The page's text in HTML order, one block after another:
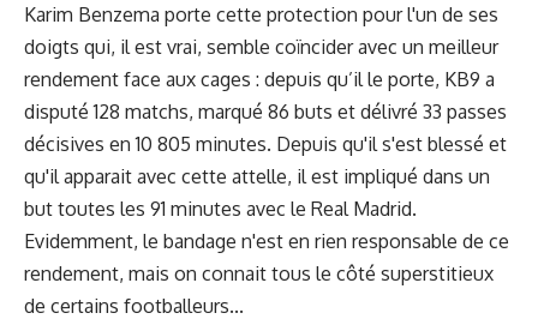
Karim Benzema porte cette protection pour l'un de ses
doigts qui, il est vrai, semble coïncider avec un meilleur
rendement face aux cages : depuis qu’il le porte, KB9 a
disputé 128 matchs, marqué 86 buts et délivré 33 passes
décisives en 10 805 minutes. Depuis qu'il s'est blessé et
qu'il apparait avec cette attelle, il est impliqué dans un
but toutes les 91 minutes avec le Real Madrid.
Evidemment, le bandage n'est en rien responsable de ce
rendement, mais on connait tous le côté superstitieux
de certains footballeurs...